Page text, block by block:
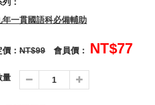
年一貫國語科必備輔助
價：NT$99 會員價： NT$77
量